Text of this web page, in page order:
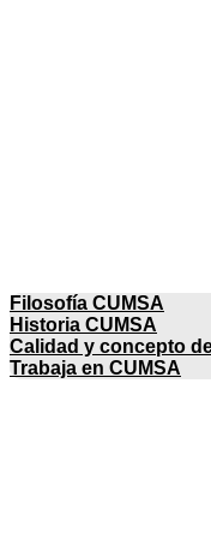
Filosofía CUMSA
Historia CUMSA
Calidad y concepto
Trabaja en CUMSA